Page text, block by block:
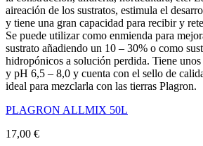
aireación de los sustratos, estimula el
y tiene una gran capacidad para recibir y
Se puede utilizar como enmienda para
sustrato añadiendo un 10 – 30% o como
hidropónicos a solución perdida. Tiene
y pH 6,5 – 8,0 y cuenta con el sello de
ideal para mezclarla con las tierras Plagron.
PLAGRON ALLMIX 50L
17,00 €